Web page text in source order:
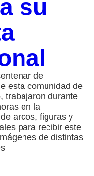
su
de
esta comunidad de
trabajaron durante
en la
arcos, figuras y
para recibir este
de distintas